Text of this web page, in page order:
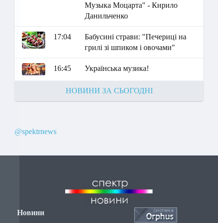
Музыка Моцарта" - Кирило
Данильченко
17:04
Бабусині страви: "Печериці на
грилі зі шпиком і овочами"
16:45 Українська музика!
НОВИНИ ЗА СЬОГОДНІ
@spektrnews
Новини